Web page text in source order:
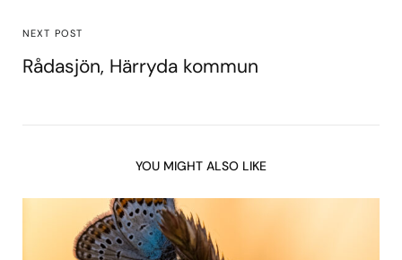
NEXT POST
Rådasjön, Härryda kommun
YOU MIGHT ALSO LIKE